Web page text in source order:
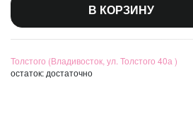
В КОРЗИНУ
Толстого (Владивосток, ул. Толстого 40а )
остаток: достаточно